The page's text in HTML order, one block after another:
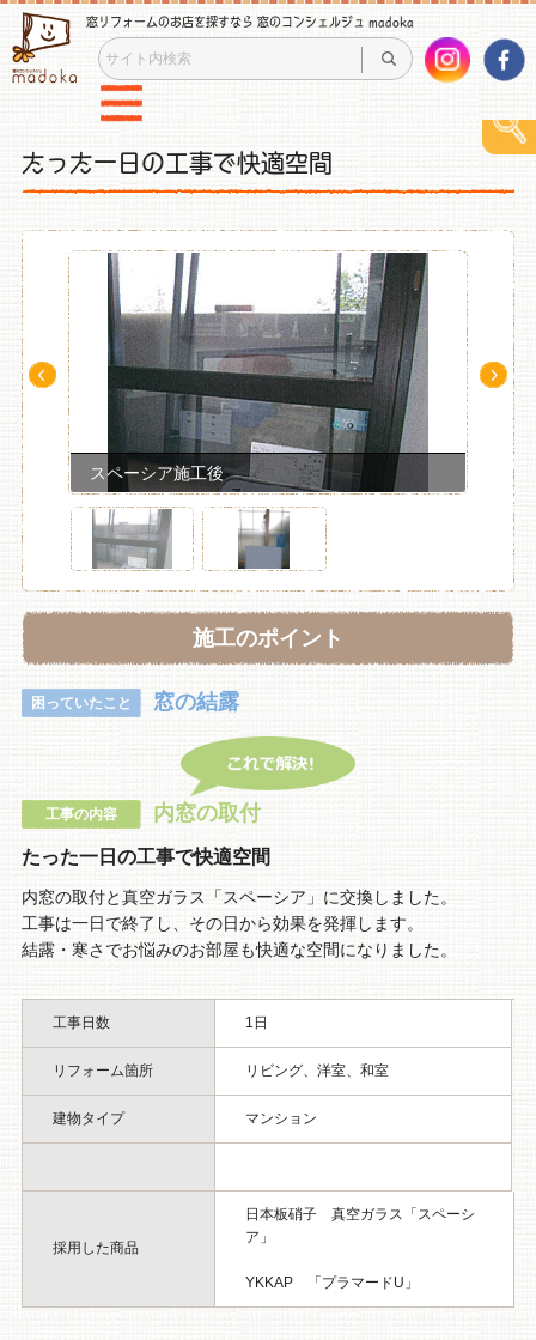
窓リフォームのお店を探すなら 窓のコンシェルジュ madoka
たった一日の工事で快適空間
スペーシア施工後
施工のポイント
困っていたこと 窓の結露
工事の内容 内窓の取付
たった一日の工事で快適空間
内窓の取付と真空ガラス「スペーシア」に交換しました。
工事は一日で終了し、その日から効果を発揮します。
結露・寒さでお悩みのお部屋も快適な空間になりました。
工事日数 1日
リフォーム箇所 リビング、洋室、和室
建物タイプ マンション
採用した商品
日本板硝子 真空ガラス「スペーシ
ア」
YKKAP 「プラマードU」